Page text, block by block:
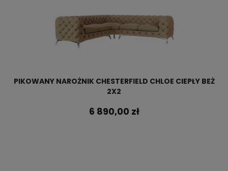
PIKOWANY NAROŻNIK CHESTERFIELD CHLOE CIEPŁY BEŻ
2X2
6 890,00 zł